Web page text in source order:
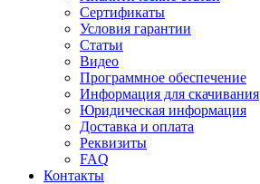
Сертификаты
Условия гарантии
Статьи
Видео
Программное обеспечение
Информация для скачивания
Юридическая информация
Доставка и оплата
Реквизиты
FAQ
Контакты